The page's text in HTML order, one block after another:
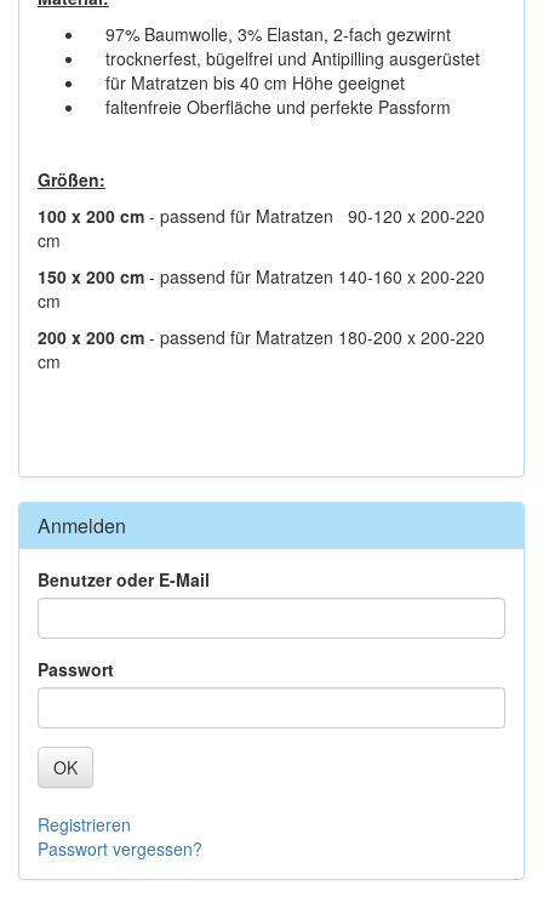
97% Baumwolle, 3% Elastan, 2-fach gezwirnt
trocknerfest, bügelfrei und Antipilling ausgerüstet
für Matratzen bis 40 cm Höhe geeignet
faltenfreie Oberfläche und perfekte Passform
Größen:
100 x 200 cm - passend für Matratzen 90-120 x 200-220
cm
150 x 200 cm - passend für Matratzen 140-160 x 200-220
cm
200 x 200 cm - passend für Matratzen 180-200 x 200-220
cm
Anmelden
Benutzer oder E-Mail
Passwort
OK
Registrieren
Passwort vergessen?